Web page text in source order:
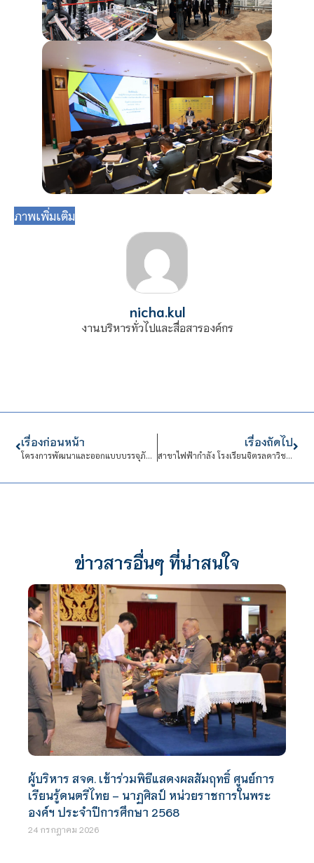
ภาพเพิ่มเติม
nicha.kul
งานบริหารทั่วไปและสื่อสารองค์กร
เรื่องก่อนหน้า
โครงการพัฒนาและออกแบบบรรจุภัณฑ์ผ้าไหม จ.บุรีรัมย์
เรื่องถัดไป
สาขาไฟฟ้ากำลัง โรงเรียนจิตรลดาวิชาชีพ จัดอบรมเรื่อง “เรียนรู้การใช้งาน GOT ขั้นพื้นฐาน”
ข่าวสารอื่นๆ ที่น่าสนใจ
ผู้บริหาร สจด. เข้าร่วมพิธีแสดงผลสัมฤทธิ์ ศูนย์การ
เรียนรู้ดนตรีไทย – นาฏศิลป์ หน่วยราชการในพระ
องค์ฯ ประจำปีการศึกษา 2568
24 กรกฎาคม 2026